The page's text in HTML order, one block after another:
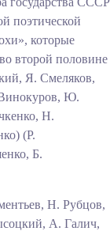
поэтической
которые
второй половине
Я. Смеляков,
Ю.
Н.
(Р.
Б.
Н. Рубцов,
А. Галич,